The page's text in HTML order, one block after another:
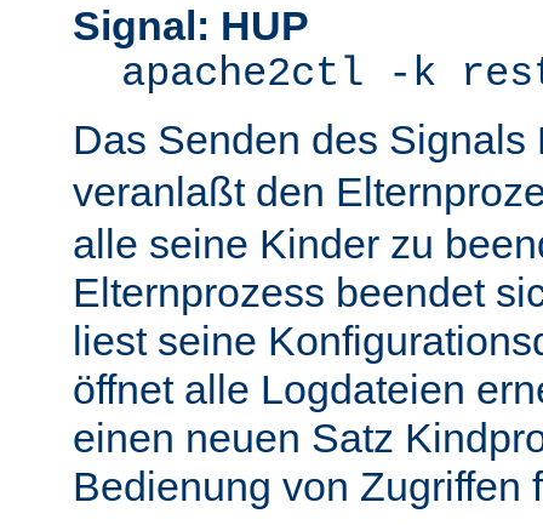
Signal: HUP
apache2ctl -k
Das Senden des Signals
veranlaßt den
alle seine Kinder zu
Elternprozess beendet
liest seine
öffnet alle Logdateien
einen neuen Satz
Bedienung von Zugriffen